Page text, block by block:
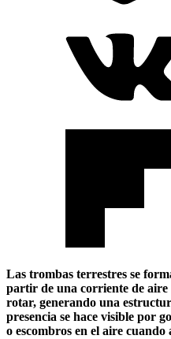
Las trombas terrestres se
partir de una corriente de aire
rotar, generando una
presencia se hace visible por
o escombros en el aire